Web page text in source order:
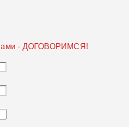
- ДОГОВОРИМСЯ!